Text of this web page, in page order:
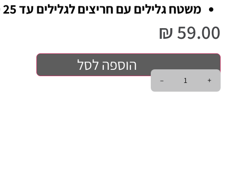
משטח גלילים עם חריצים לגלילים עד 25 ס"מ
₪59.00
+
–
הוספה לסל